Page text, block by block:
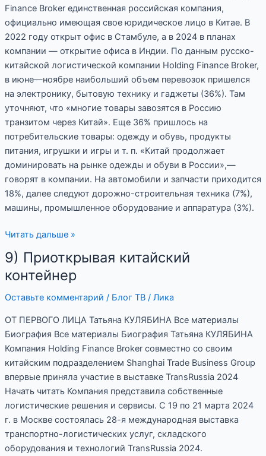
Finance Broker единственная российская компания,
официально имеющая свое юридическое лицо в Китае. В
2022 году открыт офис в Стамбуле, а в 2024 в планах
компании — открытие офиса в Индии. По данным русско-
китайской логистической компании Holding Finance Broker,
в июне—ноябре наибольший объем перевозок пришелся
на электронику, бытовую технику и гаджеты (36%). Там
уточняют, что «многие товары завозятся в Россию
транзитом через Китай». Еще 36% пришлось на
потребительские товары: одежду и обувь, продукты
питания, игрушки и игры и т. п. «Китай продолжает
доминировать на рынке одежды и обуви в России»,—
говорят в компании. На автомобили и запчасти приходится
18%, далее следуют дорожно-строительная техника (7%),
машины, промышленное оборудование и аппаратура (3%).
Читать дальше »
9) Приоткрывая китайский
контейнер
Оставьте комментарий / Блог ТВ/ Лика
ОТ ПЕРВОГО ЛИЦА Татьяна КУЛЯБИНА Все материалы
Биография Все материалы Биография Татьяна КУЛЯБИНА
Компания Holding Finance Broker совместно со своим
китайским подразделением Shanghai Trade Business Group
впервые приняла участие в выставке TransRussia 2024
Начать читать Компания представила собственные
логистические решения и сервисы. С 19 по 21 марта 2024
г. в Москве состоялась 28-я международная выставка
транспортно-логистических услуг, складского
оборудования и технологий TransRussia 2024.
9)
Приоткрывая
китайский
контейнер